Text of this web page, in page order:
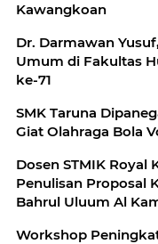
Kawangkoan
Dr. Darmawan
Umum di Fakultas
ke-71
SMK Taruna
Giat
Dosen STMIK Royal
Penulisan Proposal
Bahrul Uluum Al
Workshop